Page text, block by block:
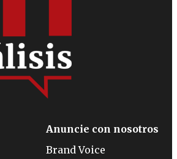
Anuncie con nosotros
Brand Voice